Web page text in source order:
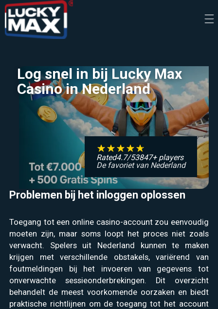
Log snel in bij Lucky Max
Casino in Nederland
Rated4.7/53847+ players
De favoriet van Nederland
Problemen bij het inloggen oplossen
Toegang tot een online casino-account zou eenvoudig
moeten zijn, maar soms loopt het proces niet zoals
verwacht. Spelers uit Nederland kunnen te maken
krijgen met verschillende obstakels, variërend van
foutmeldingen bij het invoeren van gegevens tot
onverwachte sessieonderbrekingen. Dit overzicht
behandelt de meest voorkomende oorzaken en biedt
praktische richtlijnen om de toegang tot het account